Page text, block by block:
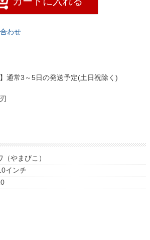
わせ
通常3～5日の発送予定(土日祝除く)
（やまびこ）
インチ